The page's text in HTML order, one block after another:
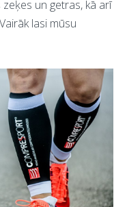
un getras, kā arī
lasi mūsu